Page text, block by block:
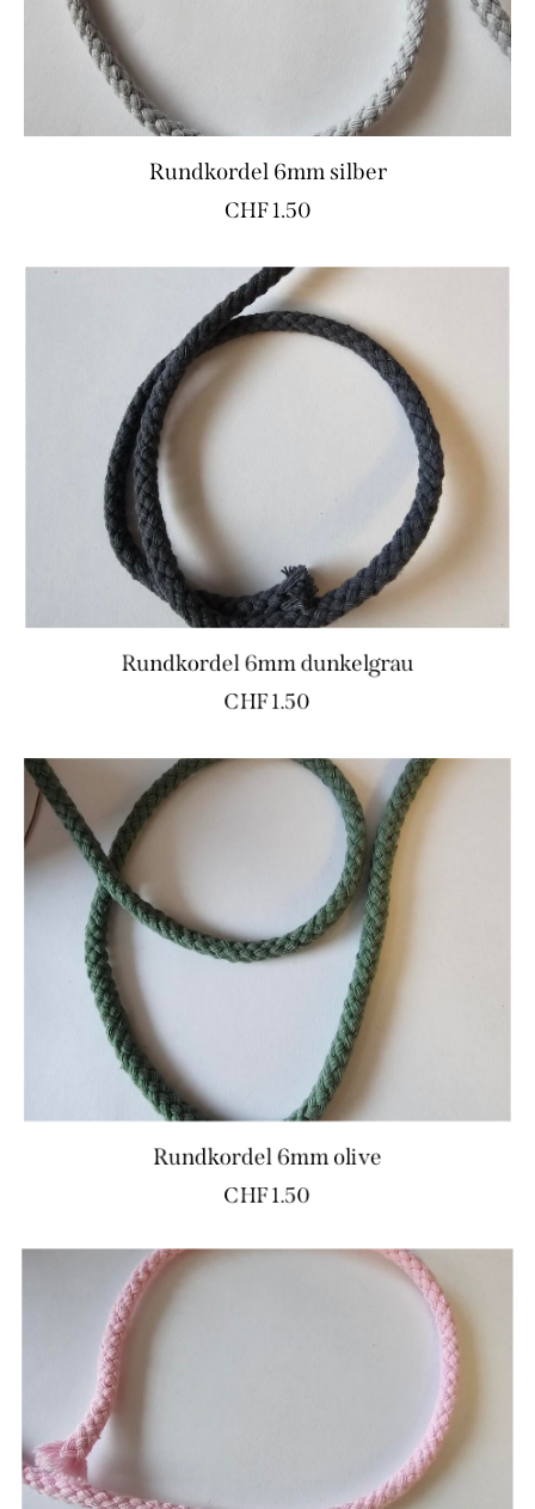
Rundkordel 6mm silber
CHF1.50
Rundkordel 6mm dunkelgrau
CHF1.50
Rundkordel 6mm olive
CHF1.50